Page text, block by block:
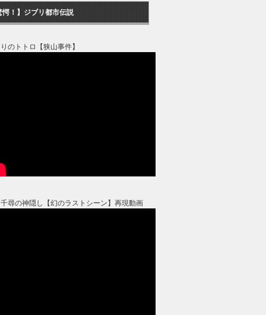
愕！】ジブリ都市伝説
のトトロ【狭山事件】
尋の神隠し【幻のラストシーン】再現動画